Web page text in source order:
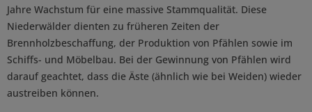
Jahre Wachstum für eine massive Stammqualität. Diese
Niederwälder dienten zu früheren Zeiten der
Brennholzbeschaffung, der Produktion von Pfählen sowie im
Schiffs- und Möbelbau. Bei der Gewinnung von Pfählen wird
darauf geachtet, dass die Äste (ähnlich wie bei Weiden) wieder
austreiben können.